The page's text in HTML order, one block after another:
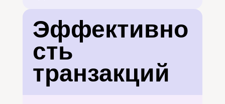
Эффективно
сть
транзакций